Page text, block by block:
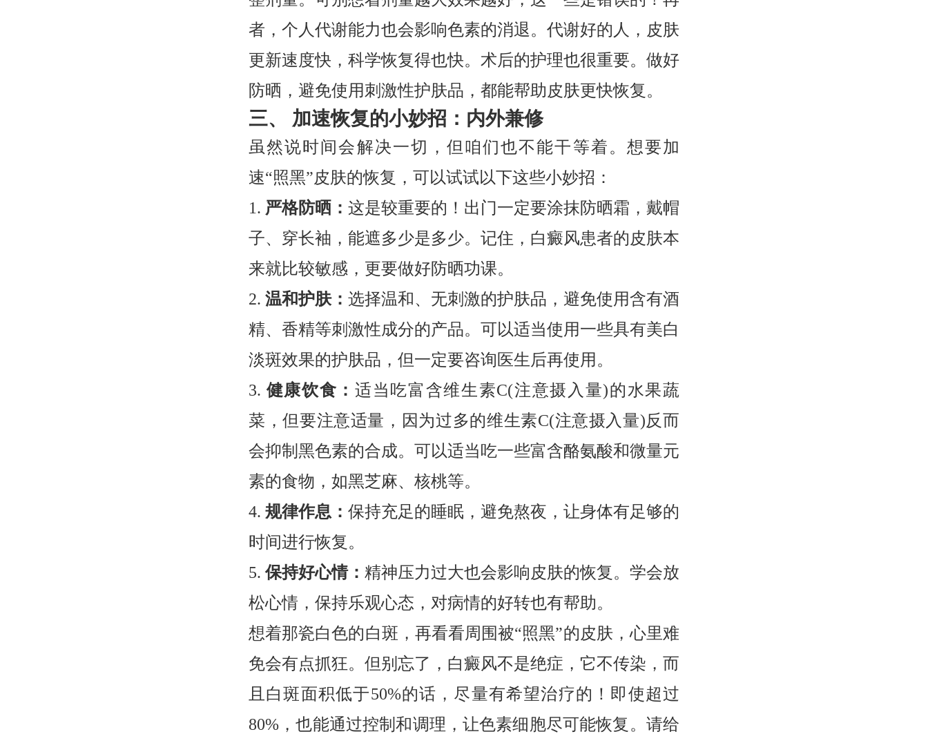
者，个人代谢能力也会影响色素的消退。代谢好的人，皮肤
更新速度快，科学恢复得也快。术后的护理也很重要。做好
防晒，避免使用刺激性护肤品，都能帮助皮肤更快恢复。
三、 加速恢复的小妙招：内外兼修
虽然说时间会解决一切，但咱们也不能干等着。想要加
速“照黑”皮肤的恢复，可以试试以下这些小妙招：
1. 严格防晒： 这是较重要的！出门一定要涂抹防晒霜，戴帽
子、穿长袖，能遮多少是多少。记住，白癜风患者的皮肤本
来就比较敏感，更要做好防晒功课。
2. 温和护肤： 选择温和、无刺激的护肤品，避免使用含有酒
精、香精等刺激性成分的产品。可以适当使用一些具有美白
淡斑效果的护肤品，但一定要咨询医生后再使用。
3. 健康饮食：适当吃富含维生素C(注意摄入量)的水果蔬
菜，但要注意适量，因为过多的维生素C(注意摄入量)反而
会抑制黑色素的合成。可以适当吃一些富含酪氨酸和微量元
素的食物，如黑芝麻、核桃等。
4. 规律作息： 保持充足的睡眠，避免熬夜，让身体有足够的
时间进行恢复。
5.保持好心情： 精神压力过大也会影响皮肤的恢复。学会放
松心情，保持乐观心态，对病情的好转也有帮助。
想着那瓷白色的白斑，再看看周围被“照黑”的皮肤，心里难
免会有点抓狂。但别忘了，白癜风不是绝症，它不传染，而
且白斑面积低于50%的话，尽量有希望治疗的！即使超过
80%，也能通过控制和调理，让色素细胞尽可能恢复。请给